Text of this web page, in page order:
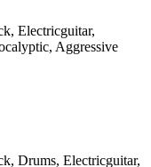
Electricguitar,
Aggressive
Drums, Electricguitar,